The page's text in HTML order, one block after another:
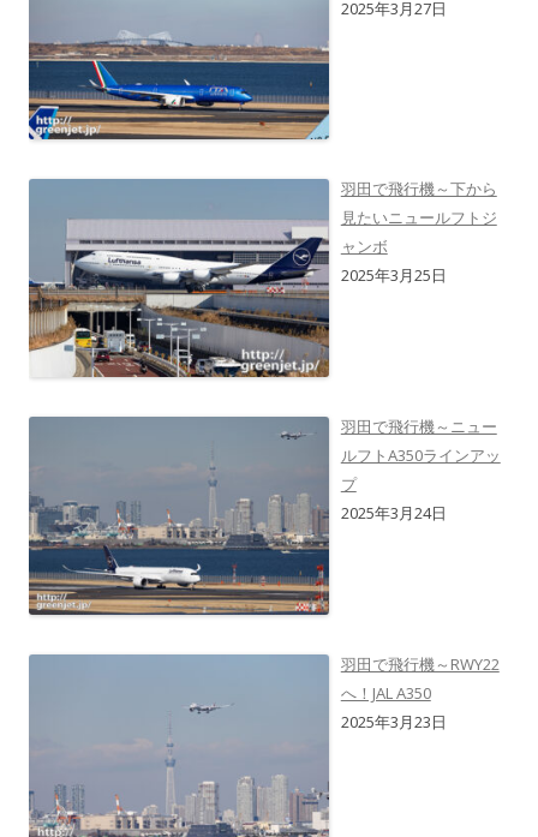
2025年3月27日
羽田で飛行機～下から
見たいニュールフトジ
ャンボ
2025年3月25日
羽田で飛行機～ニュー
ルフトA350ラインアッ
プ
2025年3月24日
羽田で飛行機～RWY22
へ！JAL A350
2025年3月23日